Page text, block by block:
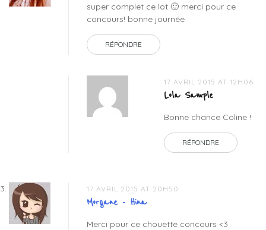
super complet ce lot 🙂 merci pour ce
concours! bonne journée
RÉPONDRE
17 AVRIL 2015 AT 12H06
Lola Sample
Bonne chance Coline !
RÉPONDRE
17 AVRIL 2015 AT 20H50
Morgane - Hina
Merci pour ce chouette concours <3